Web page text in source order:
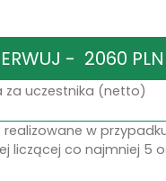
za uczestnika (netto)
w
liczącej co najmniej 5